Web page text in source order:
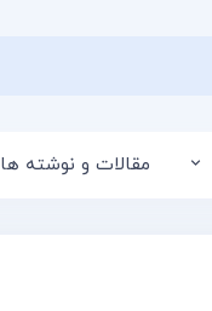
مقالات و نوشته ها